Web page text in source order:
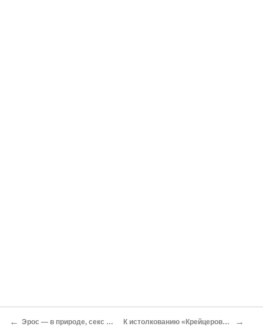
← Эрос — в природе, секс — в городе К истолкованию «Крейцеровой сонаты» →